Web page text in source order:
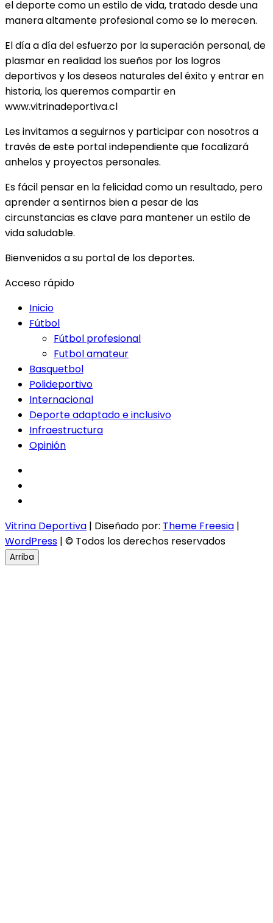
el deporte como un estilo de vida, tratado desde una
manera altamente profesional como se lo merecen.
El día a día del esfuerzo por la superación personal, de
plasmar en realidad los sueños por los logros
deportivos y los deseos naturales del éxito y entrar en
historia, los queremos compartir en
www.vitrinadeportiva.cl
Les invitamos a seguirnos y participar con nosotros a
través de este portal independiente que focalizará
anhelos y proyectos personales.
Es fácil pensar en la felicidad como un resultado, pero
aprender a sentirnos bien a pesar de las
circunstancias es clave para mantener un estilo de
vida saludable.
Bienvenidos a su portal de los deportes.
Acceso rápido
Inicio
Fútbol
Fútbol profesional
Futbol amateur
Basquetbol
Polideportivo
Internacional
Deporte adaptado e inclusivo
Infraestructura
Opinión
Vitrina Deportiva | Diseñado por: Theme Freesia |
WordPress | © Todos los derechos reservados
Arriba